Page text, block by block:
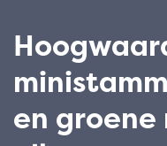
en groene